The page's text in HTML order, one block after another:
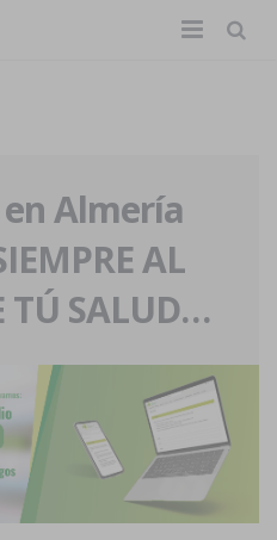
en Almería
AL
TÚ SALUD…